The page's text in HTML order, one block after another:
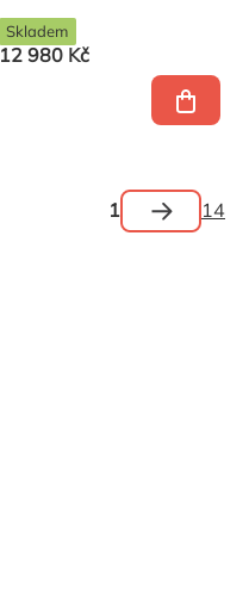
12 980 Kč
Skladem
1 14